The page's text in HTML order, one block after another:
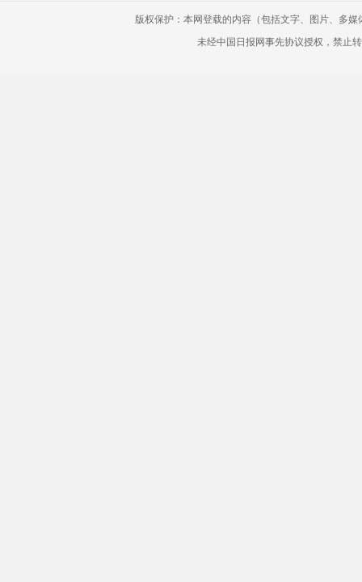
版权保护：本网登载的内容（包括文字、图片、多
未经中国日报网事先协议授权，禁止